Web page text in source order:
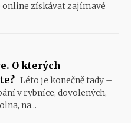
online získávat zajímavé
O kterých
Léto je konečně tady –
v rybníce, dovolených,
na...